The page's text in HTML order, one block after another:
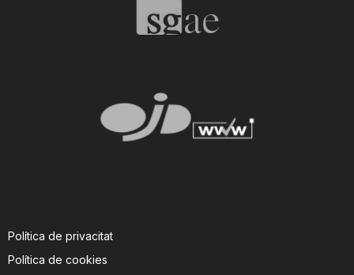
Política de privacitat
Política de cookies